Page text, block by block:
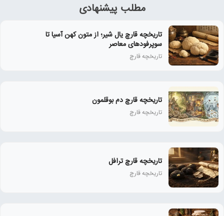
مطلب پیشنهادی
تاریخچه قارچ یال شیر؛ از متون کهن آسیا تا
سوپرفودهای معاصر
تاریخچه قارچ
تاریخچه قارچ دم بوقلمون
تاریخچه قارچ
تاریخچه قارچ ترافل
تاریخچه قارچ